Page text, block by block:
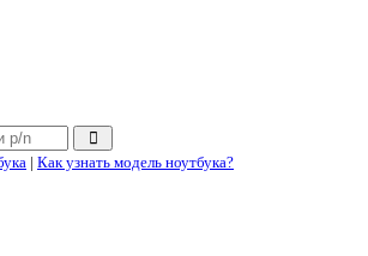
| Как узнать модель ноутбука?